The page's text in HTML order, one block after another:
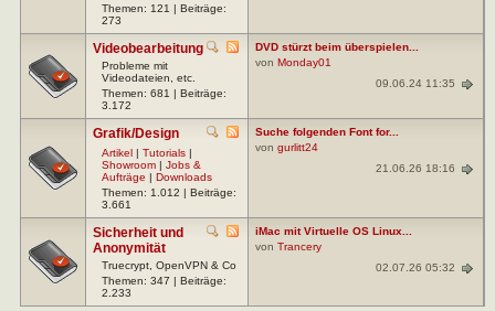
Themen: 121 | Beiträge:
273
Videobearbeitung
Probleme mit
Videodateien, etc.
Themen: 681 | Beiträge:
3.172
DVD stürzt beim überspielen...
von Monday01
09.06.24 11:35
Grafik/Design
Artikel | Tutorials |
Showroom | Jobs &
Aufträge | Downloads
Themen: 1.012 | Beiträge:
3.661
Suche folgenden Font for...
von gurlitt24
21.06.26 18:16
Sicherheit und
Anonymität
Truecrypt, OpenVPN & Co
Themen: 347 | Beiträge:
2.233
iMac mit Virtuelle OS Linux...
von Trancery
02.07.26 05:32